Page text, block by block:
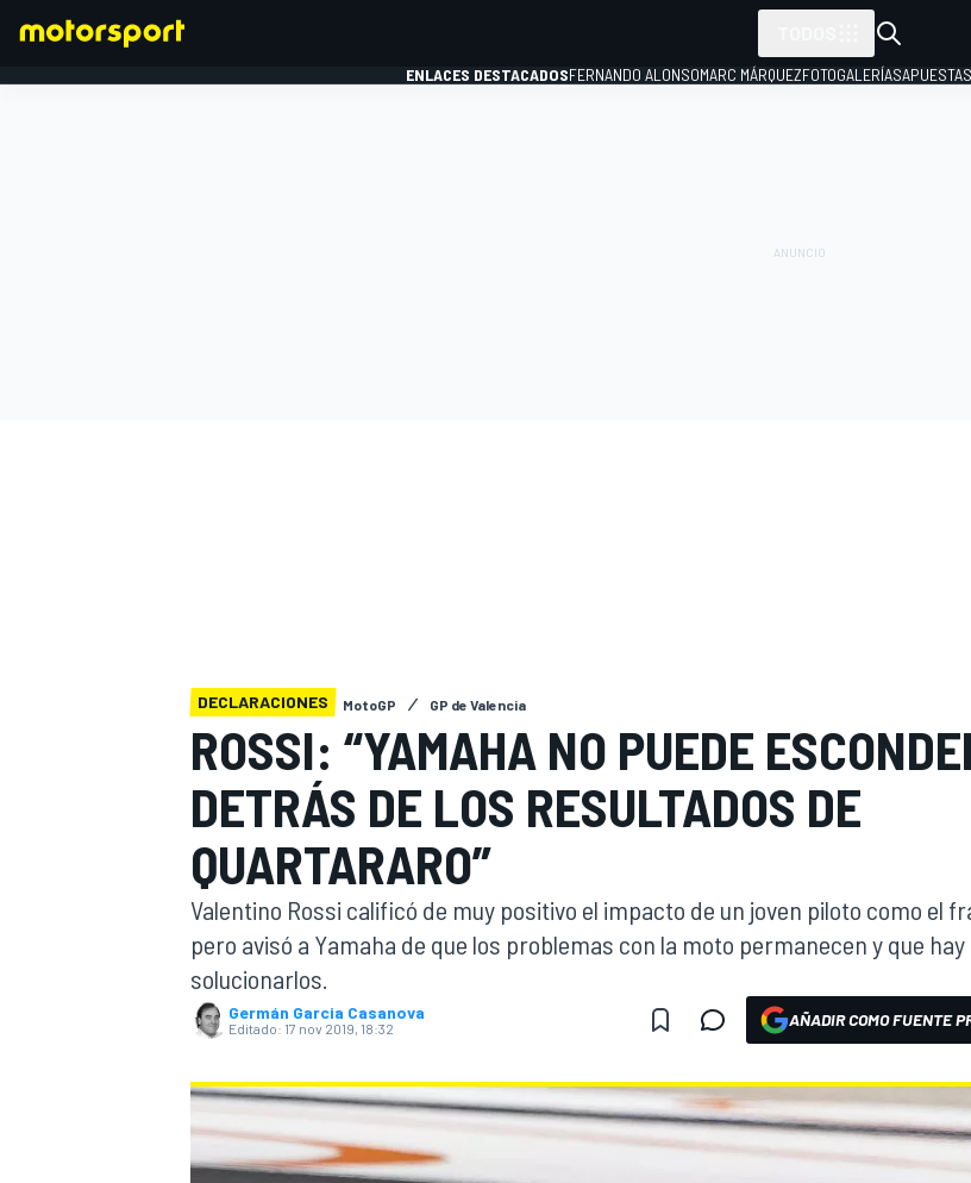
WEC FÓRMULA E
ENLACES DESTACADOSFERNANDO ALONSOMARC MÁRQUEZFOTOGALERÍASAPUESTAS
DECLARACIONES MotoGP GP de Valencia
ROSSI: “YAMAHA NO PUEDE
DETRÁS DE LOS RESULTADOS DE
QUARTARARO”
Valentino Rossi calificó de muy positivo el impacto de un joven piloto como el
pero avisó a Yamaha de que los problemas con la moto permanecen y que hay
solucionarlos.
Germán Garcia Casanova
Editado: 17 nov 2019, 18:32 AÑADIR COMO FUENTE